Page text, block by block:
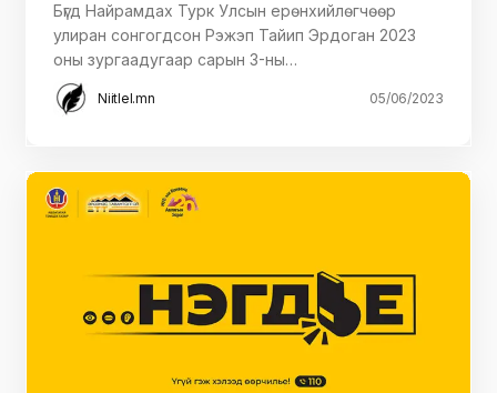
Бүгд Найрамдах Турк Улсын ерөнхийлөгчөөр
улиран сонгогдсон Рэжэп Тайип Эрдоган 2023
оны зургаадугаар сарын 3-ны…
Niitlel.mn 05/06/2023